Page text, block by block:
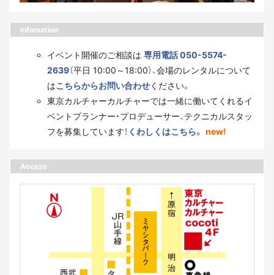
Infomation
イベント開催のご相談は 専用電話 050-5574-
2639（平日 10:00～18:00）、会場のレンタルについて
はこちらからお問い合わせください。
東京カルチャーカルチャーでは一緒に働いてくれるイ
ベントプランナー・プロデューサー、テクニカルスタッ
フを募集しています！ くわしくはこちら。 new!
Access